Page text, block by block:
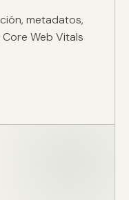
metadatos,
Web Vitals